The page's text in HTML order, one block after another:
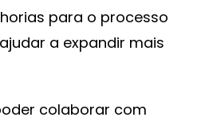
para o processo
a expandir mais
colaborar com